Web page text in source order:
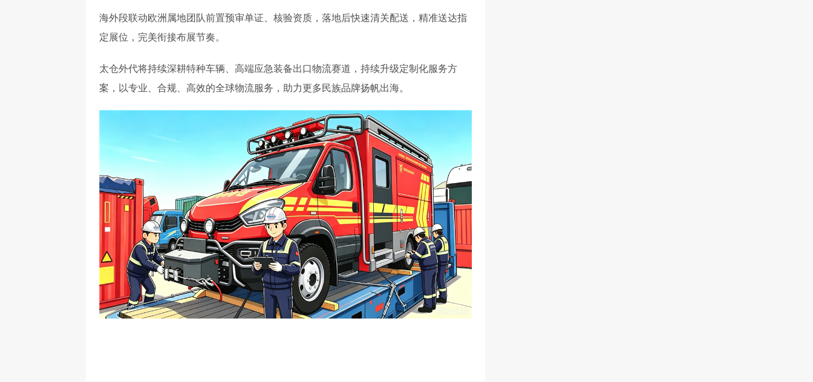
海外段联动欧洲属地团队前置预审单证、核验资质，落地后快速清关配送，精准送达指
定展位，完美衔接布展节奏。
太仓外代将持续深耕特种车辆、高端应急装备出口物流赛道，持续升级定制化服务方
案，以专业、合规、高效的全球物流服务，助力更多民族品牌扬帆出海。